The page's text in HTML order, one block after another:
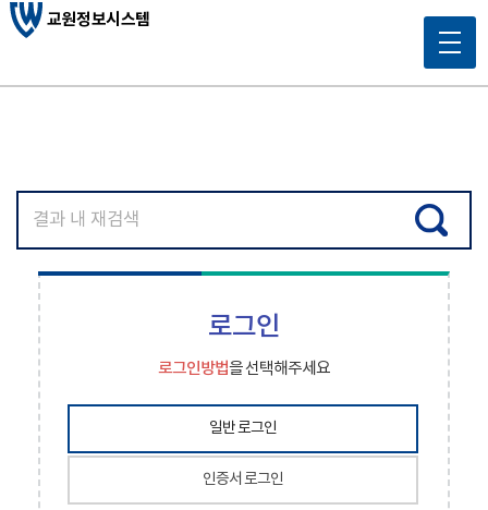
교원정보시스템
로그인
로그인방법을 선택해주세요
일반 로그인
인증서 로그인